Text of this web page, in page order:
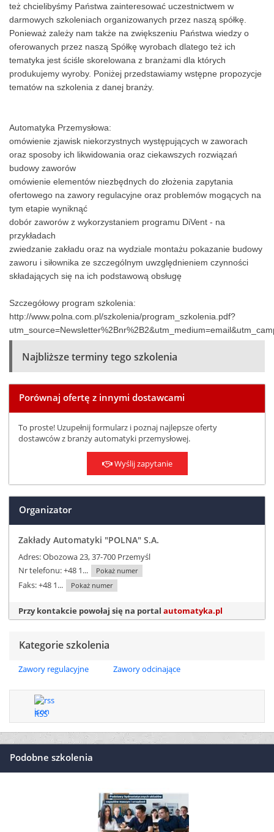
też chcielibyśmy Państwa zainteresować uczestnictwem w
darmowych szkoleniach organizowanych przez naszą spółkę.
Ponieważ zależy nam także na zwiększeniu Państwa wiedzy o
oferowanych przez naszą Spółkę wyrobach dlatego też ich
tematyka jest ściśle skorelowana z branżami dla których
produkujemy wyroby. Poniżej przedstawiamy wstępne propozycje
tematów na szkolenia z danej branży.
Automatyka Przemysłowa:
omówienie zjawisk niekorzystnych występujących w zaworach
oraz sposoby ich likwidowania oraz ciekawszych rozwiązań
budowy zaworów
omówienie elementów niezbędnych do złożenia zapytania
ofertowego na zawory regulacyjne oraz problemów mogących na
tym etapie wyniknąć
dobór zaworów z wykorzystaniem programu DiVent - na
przykładach
zwiedzanie zakładu oraz na wydziale montażu pokazanie budowy
zaworu i siłownika ze szczególnym uwzględnieniem czynności
składających się na ich podstawową obsługę
Szczegółowy program szkolenia:
http://www.polna.com.pl/szkolenia/program_szkolenia.pdf?
Najbliższe terminy tego szkolenia
Porównaj ofertę z innymi dostawcami
To proste! Uzupełnij formularz i poznaj najlepsze oferty
dostawców z branży automatyki przemysłowej.
Wyślij zapytanie
Organizator
Zakłady Automatyki "POLNA" S.A.
Adres: Obozowa 23, 37-700 Przemyśl
Nr telefonu:+48 1... Pokaż numer
Faks:+48 1... Pokaż numer
Przy kontakcie powołaj się na portal automatyka.pl
Kategorie szkolenia
Zawory regulacyjne Zawory odcinające
RSS
Podobne szkolenia